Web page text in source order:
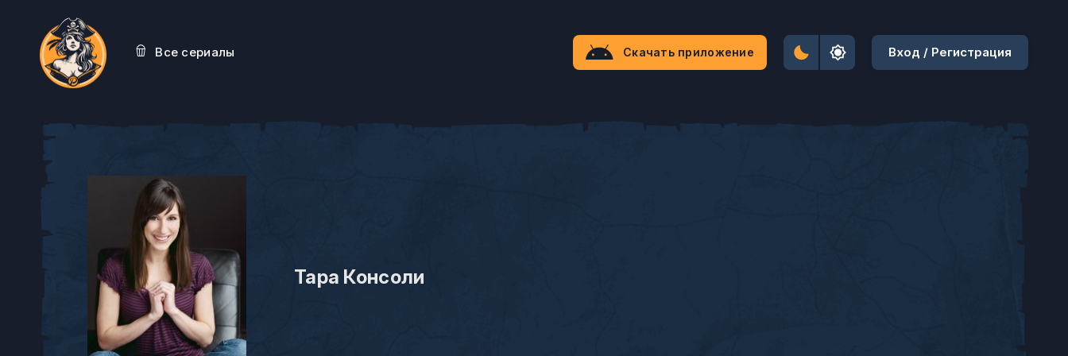
Все сериалы Скачать приложение Вход / Регистрация
Тара Консоли